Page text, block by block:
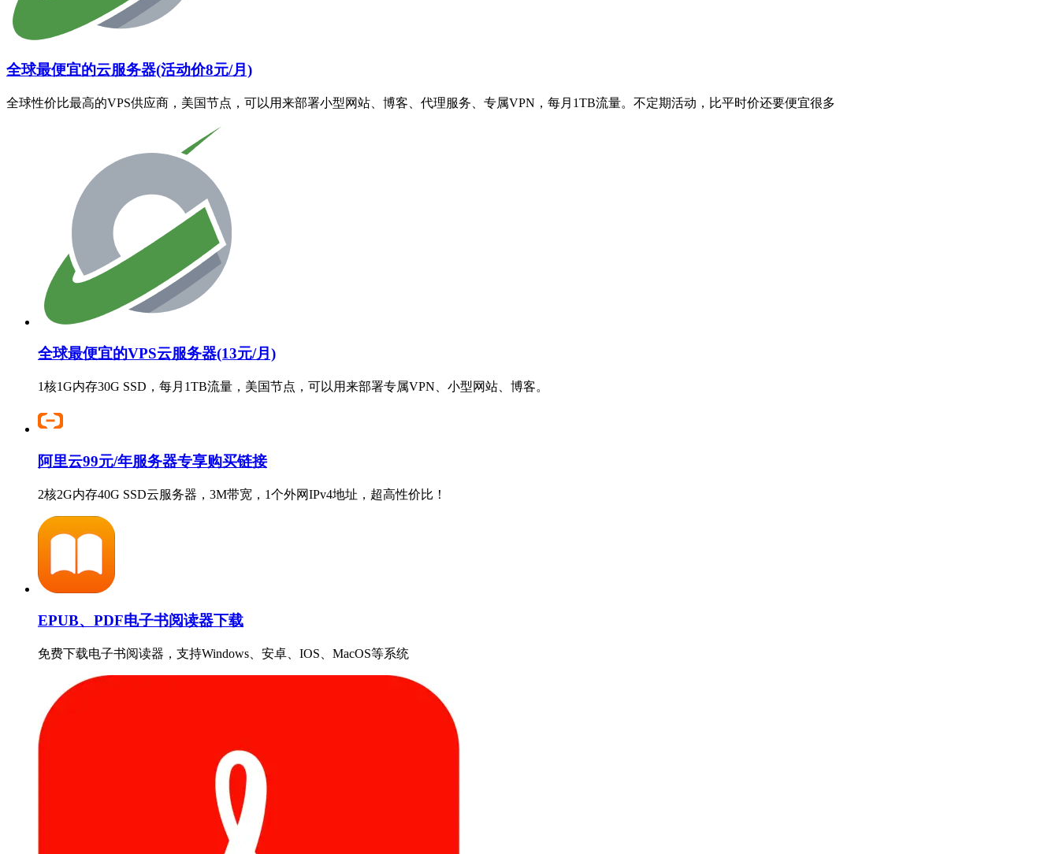
全球最便宜的云服务器(活动价8元/月)
全球性价比最高的VPS供应商，美国节点，可以用来部署小型网站、博客、代理服务、专属VPN，每月1TB流量。不定期活动，比平时价还要便宜很多
全球最便宜的VPS云服务器(13元/月)
1核1G内存30G SSD，每月1TB流量，美国节点，可以用来部署专属VPN、小型网站、博客。
阿里云99元/年服务器专享购买链接
2核2G内存40G SSD云服务器，3M带宽，1个外网IPv4地址，超高性价比！
EPUB、PDF电子书阅读器下载
免费下载电子书阅读器，支持Windows、安卓、IOS、MacOS等系统